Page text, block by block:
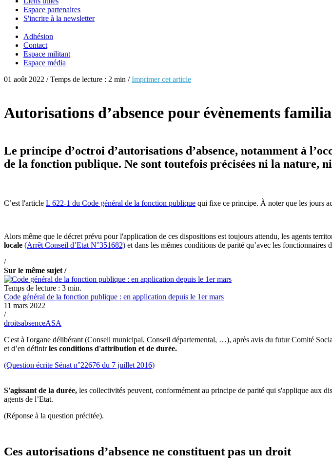
Espace partenaires
S'incrire à la newsletter
Adhésion
Contact
Espace militant
Espace média
01 août 2022 / Temps de lecture : 2 min /Imprimer cet article
Autorisations d’absence pour évènements
Le principe d’octroi d’autorisations d’absence, notamment à
de la fonction publique. Ne sont toutefois précisées ni la nature,
C’est l'article L 622-1 du Code général de la fonction publique qui fixe ce principe. À noter que les jours
Alors même que le décret prévu pour l'application de ces dispositions est toujours attendu, les agents
locale (Arrêt Conseil d’Etat N°351682) et dans les mêmes conditions de parité qu’avec les fonctionnaires
/
Sur le même sujet /
Temps de lecture : 3 min.
Code général de la fonction publique : en application depuis le 1er mars
11 mars 2022
/
droitsabsenceASA
C'est à l'organe délibérant (Conseil municipal, Conseil départemental, …), après avis du futur Comité
et d’en définirles conditions d'attribution et de durée.
(Question écrite Sénat n°22676 du 7 juillet 2016)
S'agissant de la durée, les collectivités peuvent, conformément au principe de parité qui s'applique aux
agents de l’Etat.
(Réponse à la question précitée).
Ces autorisations d’absence ne constituent pas un droit